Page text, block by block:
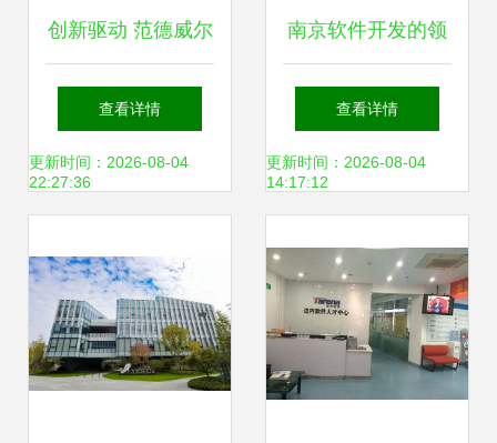
创新驱动 范德威尔
南京工厂扩建竣工
与新型提花机惊艳
查看详情
更新时间：2026-08-04
22:27:36
南京软件开发的领
航者 丁天赐的故事
查看详情
更新时间：2026-08-04
14:17:12